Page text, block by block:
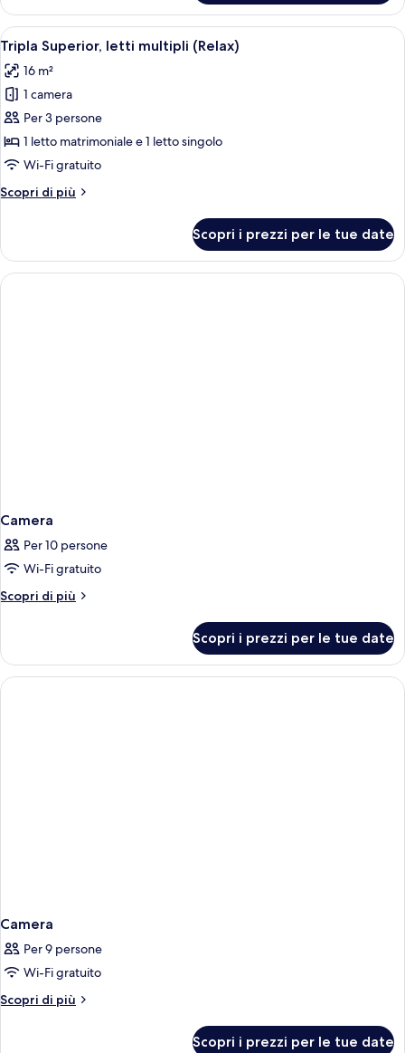
Superior
uso
singolo
(Relax)
Apri
tutte
le
foto
per
Tripla
Superior,
multipli
Una camera da letto con un letto di
3
Tripla Superior, letti multipli (Relax)
16 m²
1 camera
Per 3 persone
1 letto matrimoniale e 1 letto singolo
Wi-Fi gratuito
Scopri di più
Altri
Superior,
letti
multipli
Scopri i prezzi per le tue date
Camera
Per 10 persone
Wi-Fi gratuito
Scopri di più
Altri
Scopri i prezzi per le tue date
Camera
Per 9 persone
Wi-Fi gratuito
Scopri di più
Altri
Scopri i prezzi per le tue date